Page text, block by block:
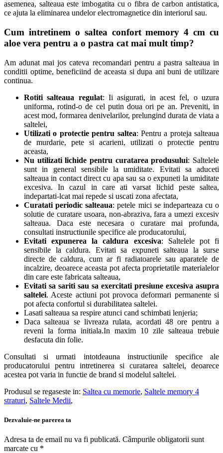
asemenea, salteaua este imbogatita cu o fibra de carbon antistatica,
ce ajuta la eliminarea undelor electromagnetice din interiorul sau.
Cum intretinem o saltea confort memory 4 cm cu
aloe vera pentru a o pastra cat mai mult timp?
Am adunat mai jos cateva recomandari pentru a pastra salteaua in
conditii optime, beneficiind de aceasta si dupa ani buni de utilizare
continua.
Rotiti salteaua regulat: Ii asigurati, in acest fel, o uzura
uniforma, rotind-o de cel putin doua ori pe an. Preveniti, in
acest mod, formarea denivelarilor, prelungind durata de viata a
saltelei,
Utilizati o protectie pentru saltea: Pentru a proteja salteaua
de murdarie, pete si acarieni, utilizati o protectie pentru
aceasta,
Nu utilizati lichide pentru curatarea produsului: Saltelele
sunt in general sensibile la umiditate. Evitati sa aduceti
salteaua in contact direct cu apa sau sa o expuneti la umiditate
excesiva. In cazul in care ati varsat lichid peste saltea,
indepartati-lcat mai repede si uscati zona afectata,
Curatati periodic salteaua: petele mici se indeparteaza cu o
solutie de curatare usoara, non-abraziva, fara a umezi excesiv
salteaua. Daca este necesara o curatare mai profunda,
consultati instructiunile specifice ale producatorului,
Evitati expunerea la caldura excesiva: Saltelele pot fi
sensibile la caldura. Evitati sa expuneti salteaua la surse
directe de caldura, cum ar fi radiatoarele sau aparatele de
incalzire, deoarece aceasta pot afecta proprietatile materialelor
din care este fabricata salteaua,
Evitati sa sariti sau sa exercitati presiune excesiva asupra
saltelei. Aceste actiuni pot provoca deformari permanente si
pot afecta confortul si durabilitatea saltelei.
Lasati salteaua sa respire atunci cand schimbati lenjeria;
Daca salteaua se livreaza rulata, acordati 48 ore pentru a
reveni la forma initiala.In maxim 10 zile salteaua trebuie
desfacuta din folie.
Consultati si urmati intotdeauna instructiunile specifice ale
producatorului pentru intretinerea si curatarea saltelei, deoarece
acestea pot varia in functie de brand si modelul saltelei.
Produsul se regaseste in: Saltea cu memorie, Saltele memory 4
straturi, Saltele Medii,
Dezvaluie-ne parerea ta
Adresa ta de email nu va fi publicată. Câmpurile obligatorii sunt
marcate cu *